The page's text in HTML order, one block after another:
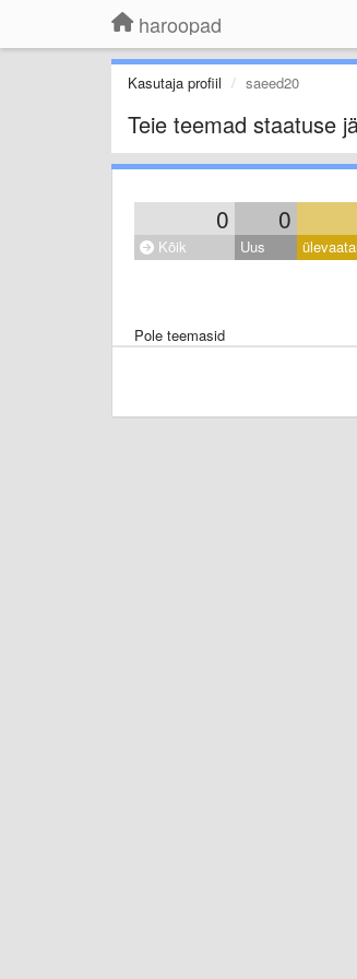
haroopad
Kasutaja profiil saeed20
Teie teemad staatuse
0 0
Kõik Uus
Pole teemasid